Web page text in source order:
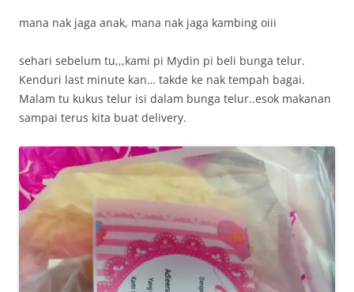
mana nak jaga anak, mana nak jaga kambing oiii
sehari sebelum tu,,,kami pi Mydin pi beli bunga telur.
Kenduri last minute kan… takde ke nak tempah bagai.
Malam tu kukus telur isi dalam bunga telur..esok makanan
sampai terus kita buat delivery.